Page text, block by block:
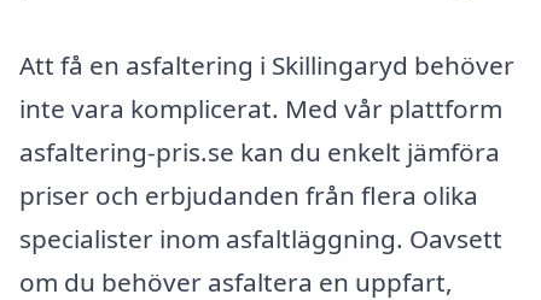
Att få en asfaltering i Skillingaryd behöver
inte vara komplicerat. Med vår plattform
asfaltering-pris.se kan du enkelt jämföra
priser och erbjudanden från flera olika
specialister inom asfaltläggning. Oavsett
om du behöver asfaltera en uppfart,